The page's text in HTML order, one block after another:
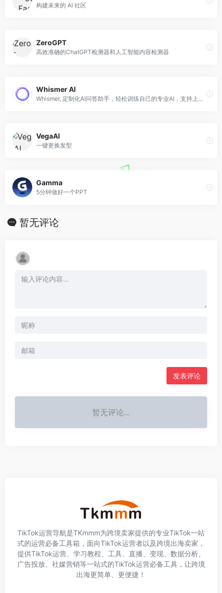
构建未来的 AI 社区
ZeroGPT
高效准确的ChatGPT检测器和人工智能内容检测器
Whismer AI
Whismer, 定制化AI问答助手，轻松训练自己的专业AI，支持上传各种文件格式，支持分享，可实现团队共享专业AI。
VegaAI
一键更换发型
Gamma
5分钟做好一个PPT
暂无评论
发表评论
暂无评论...
TikTok运营导航是TKmmm为跨境卖家提供的专业TikTok一站
式的运营必备工具箱，面向TikTok运营者以及跨境出海卖家，
提供TikTok运营、学习教程、工具、直播、变现、数据分析、
广告投放、社媒营销等一站式的TikTok运营必备工具，让跨境
出海更简单、更便捷！